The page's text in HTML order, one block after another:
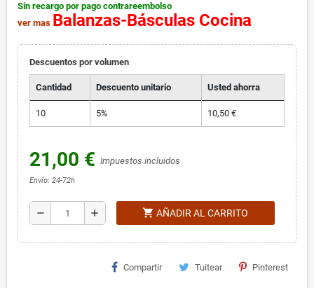
Sin recargo por pago contrareembolso
ver mas Balanzas-Básculas Cocina
Descuentos por volumen
Cantidad Descuento unitario Usted ahorra
10 5% 10,50 €
21,00 € Impuestos incluidos
Envío: 24-72h
remove add shopping_cart AÑADIR AL CARRITO
Compartir Tuitear Pinterest